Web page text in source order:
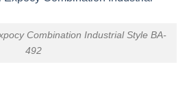
Combination Industrial Style BA-
492